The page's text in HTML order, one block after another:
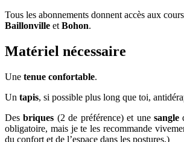
Tous les abonnements donnent accès aux
Baillonville et Bohon.
Matériel nécessaire
Une tenue confortable.
Un tapis, si possible plus long que toi,
Desbriques (2 de préférence) et une sangle
obligatoire, mais je te les recommande
du confort et de l’espace dans les postures.)